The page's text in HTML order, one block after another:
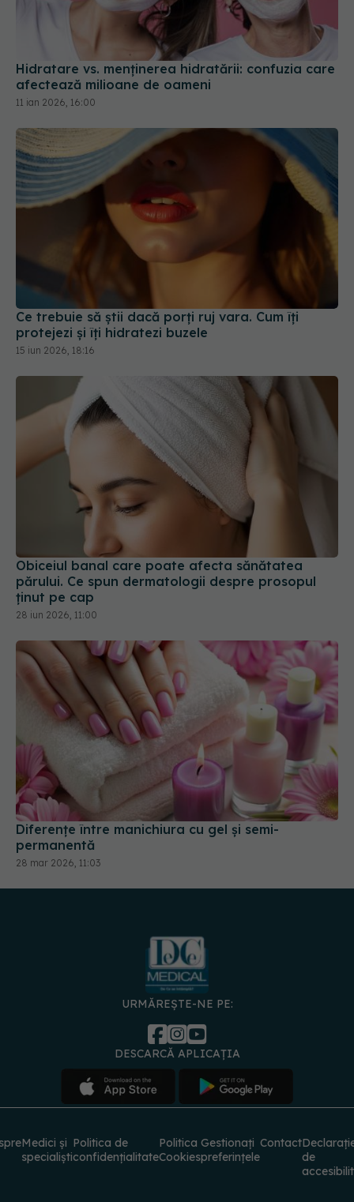
Hidratare vs. menținerea hidratării: confuzia care
afectează milioane de oameni
11 ian 2026, 16:00
Ce trebuie să știi dacă porți ruj vara. Cum îți
protejezi și îți hidratezi buzele
15 iun 2026, 18:16
Obiceiul banal care poate afecta sănătatea
părului. Ce spun dermatologii despre prosopul
ținut pe cap
28 iun 2026, 11:00
Diferențe între manichiura cu gel și semi-
permanentă
28 mar 2026, 11:03
URMĂREȘTE-NE PE:
DESCARCĂ APLICAȚIA
Medici și Politica de
Politica Gestionați Contact
© 2026 PRESS MEDIA ELECTRONIC S.R.L. Toate drepturile rezervate